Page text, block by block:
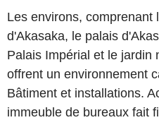
Les environs, comprenant
d'Akasaka, le palais
Palais Impérial et le jardin
offrent un environnement
Bâtiment et installations.
immeuble de bureaux fait